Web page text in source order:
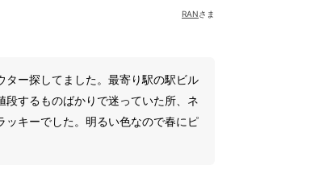
RANさま
ー探してました。最寄り駅の駅ビル
するものばかりで迷っていた所、ネ
ッキーでした。明るい色なので春にピ